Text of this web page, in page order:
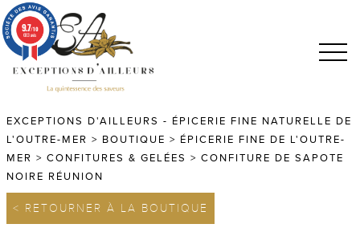
EXCEPTIONS D'AILLEURS - ÉPICERIE FINE NATURELLE DE
L'OUTRE-MER > BOUTIQUE > ÉPICERIE FINE DE L'OUTRE-
MER > CONFITURES & GELÉES > CONFITURE DE SAPOTE
NOIRE RÉUNION
< RETOURNER À LA BOUTIQUE
9.7/10
683 avis